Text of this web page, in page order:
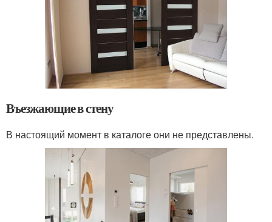
Въезжающие в стену
В настоящий момент в каталоге они не представлены.